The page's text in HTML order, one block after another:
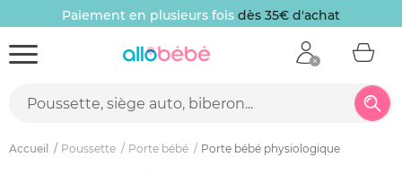
Paiement en plusieurs fois dès 35€ d'achat
Accueil Poussette Porte bébé Porte bébé physiologique